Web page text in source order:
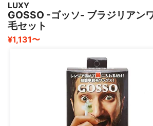
LUXY
GOSSO -ゴッソ- ブラジリアン
毛セット
¥1,131〜